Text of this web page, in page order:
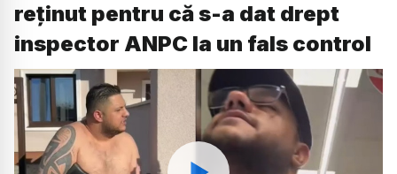
reținut pentru că s-a dat drept
inspector ANPC la un fals control